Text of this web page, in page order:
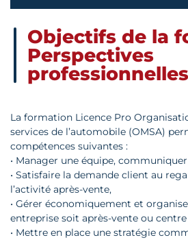
Objectifs de la
Perspectives
professionnelles
La formation Licence Pro
services de l’automobile (OMSA)
compétences suivantes :
• Manager une équipe,
• Satisfaire la demande client au
l’activité après-vente,
• Gérer économiquement et
entreprise soit après-vente ou centre
• Mettre en place une stratégie